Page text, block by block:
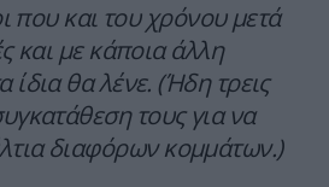
που και του χρόνου μετά
και με κάποια άλλη
ίδια θα λένε. (Ήδη τρεις
τους για να
διαφόρων κομμάτων.)